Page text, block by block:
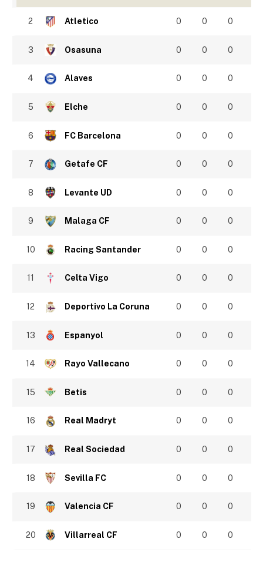
2 Atletico 0 0 0
3 Osasuna 0 0 0
4 Alaves 0 0 0
5 Elche 0 0 0
6 FC Barcelona 0 0 0
7 Getafe CF 0 0 0
8 Levante UD 0 0 0
9 Malaga CF 0 0 0
10 Racing Santander 0 0 0
11 Celta Vigo 0 0 0
12 Deportivo La Coruna 0 0 0
13 Espanyol 0 0 0
14 Rayo Vallecano 0 0 0
15 Betis 0 0 0
16 Real Madryt 0 0 0
17 Real Sociedad 0 0 0
18 Sevilla FC 0 0 0
19 Valencia CF 0 0 0
20 Villarreal CF 0 0 0